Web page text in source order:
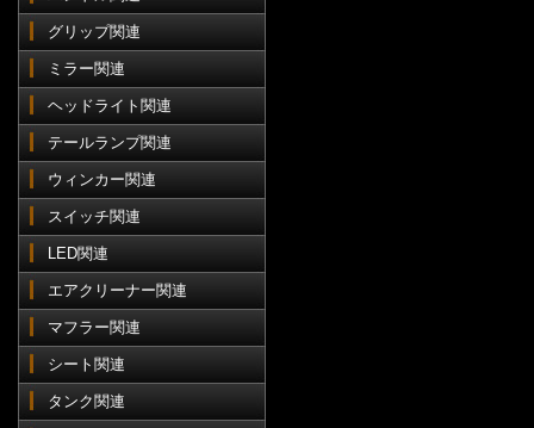
グリップ関連
ミラー関連
ヘッドライト関連
テールランプ関連
ウィンカー関連
スイッチ関連
LED関連
エアクリーナー関連
マフラー関連
シート関連
タンク関連